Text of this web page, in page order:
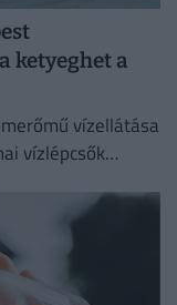
ketyeghet a
vízellátása
vízlépcsők